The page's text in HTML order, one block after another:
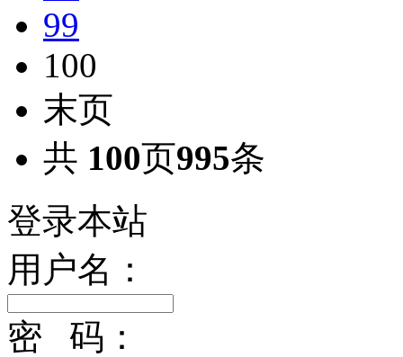
99
100
末页
共 100页995条
登录本站
用户名：
密 码：